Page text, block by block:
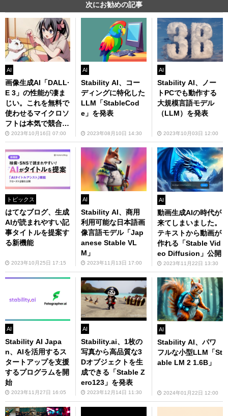
次にお勧めの記事
AI
画像生成AI「DALL·
E 3」の性能が凄ま
じい。これを無料で
使わせるマイクロソ
フトは本気で競合を
つぶしに来ている
2023年10月16日 07:00
AI
Stability AI、コー
ディングに特化した
LLM「StableCod
e」を発表
2023年08月10日 14:30
AI
Stability AI、ノー
トPCでも動作する
大規模言語モデル
（LLM）を発表
2023年10月03日 12:00
トピックス
はてなブログ、生成
AIが読まれやすい記
事タイトルを提案す
る新機能
2023年10月25日 17:15
AI
Stability AI、商用
利用可能な日本語画
像言語モデル「Jap
anese Stable VL
M」
2023年11月13日 17:00
AI
動画生成AIの時代が
来てしまいました。
テキストから動画が
作れる「Stable Vid
eo Diffusion」公開
2023年11月22日 13:30
AI
Stability AI Japa
n、AIを活用するス
タートアップを支援
するプログラムを開
始
2023年11月27日 16:05
AI
Stability.ai、1枚の
写真から高品質な3
Dオブジェクトを生
成できる「Stable Z
ero123」を発表
2023年12月14日 11:30
AI
Stability AI、パワ
フルな小型LLM「St
able LM 2 1.6B」
2024年01月22日 12:00